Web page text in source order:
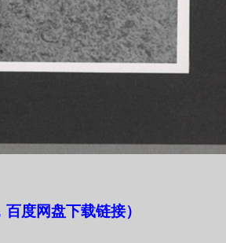
度网盘下载链接）